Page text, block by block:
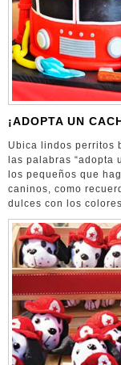
¡ADOPTA UN
Ubica lindos perritos
las palabras
los pequeños que
caninos, como
dulces con los